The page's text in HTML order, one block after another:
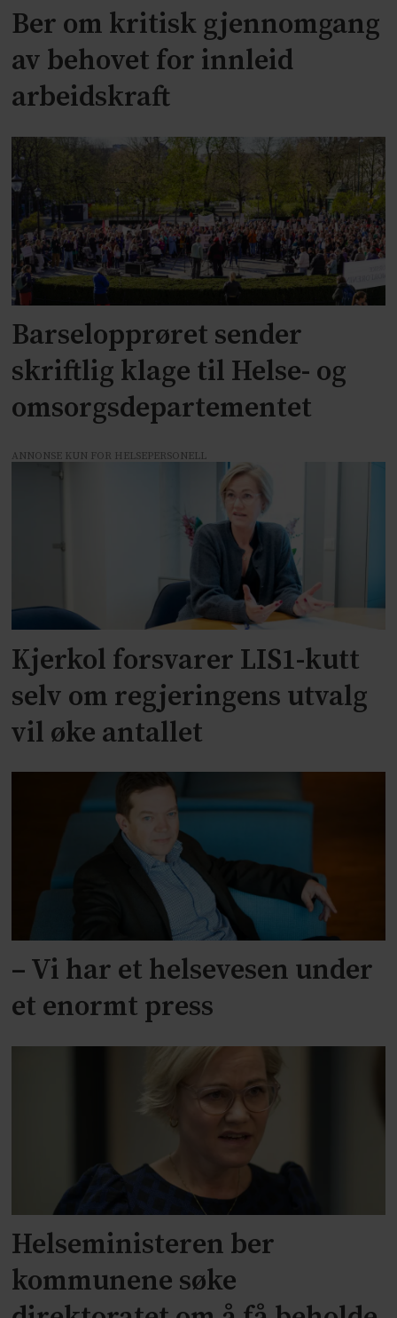
Ber om kritisk gjennomgang
av behovet for innleid
arbeidskraft
Barselopprøret sender
skriftlig klage til Helse- og
omsorgsdepartementet
ANNONSE KUN FOR HELSEPERSONELL
Kjerkol forsvarer LIS1-kutt
selv om regjeringens utvalg
vil øke antallet
– Vi har et helsevesen under
et enormt press
Helseministeren ber
kommunene søke